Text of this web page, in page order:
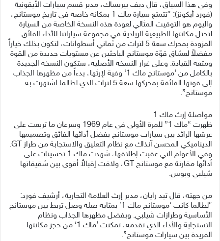
وفي هذا السياق، قال ديف بيريساك، مدير قسم سيارات الأيقونية
(فورد أيكونز): “تتمتع سيارة ماك 1 بمكانة خاصة في تاريخ موستانج،
واليوم هو التوقيت المثالي لعودة هذه النسخة الخاصة من السيارة
لتحتل مكانتها الطبيعية الريادية في مجموعة سياراتنا للأداء الفائق
المزودة بمحرك سعة 5 لترات من ثماني أسطوانات، لتكون بذلك خياراً
مفضلاً لعشاق قوّة موستانج الباحثين عن مستويات جديدة من القوة
ومتعة القيادة. وعلى غرار النسخة الأصلية، ستكون النسخة الجديدة
بالكامل من ’موستانج ماك 1‘ وفية لإرثها، بدءاً من مظهرها الجذاب
إلى قوتها الفائقة بمحركها سعة 5 لترات الذي لطالما اشتهرت به
موستانج”.
مواصلة إرث ماك 1
ظهرت “ماك 1” للمرة الأولى في عام 1969 وسرعان ما تربعت على
عرشها الرائد بين سيارات موستانج بفضل أدائها الفائق وتصميمها
الديناميكي المحسن آنذاك مع نظام التعليق والاستجابة من طراز GT.
وفي الأعوام التي عقبت إطلاقها، شهدت ماك 1 تحسينات على
أدائها مقارنة مع موستانج GT، ولاقت إقبالاً أقوى بين شقيقاتها
شيلبي وبوس.
من جهته، قال تيد رايان، مدير إرث العلامة التجارية، أرشيف فورد:
“لطالما كانت ’موستانج ماك 1‘ بمثابة صلة وصل تربط بين موستانج
الأساسية وطرازات شيلبي. وبفضل مظهرها الجذاب ونظام
الاستجابة والأداء الذي تقدمه، تمكنت ’ماك 1‘ من حجز مكانتها
الفريدة بين سيارات موستانج”.